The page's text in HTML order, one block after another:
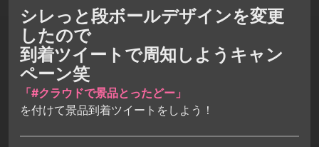
シレっと段ボールデザインを変更
したので
到着ツイートで周知しようキャン
ペーン笑
「#クラウドで景品とったどー」
を付けて景品到着ツイートをしよう！